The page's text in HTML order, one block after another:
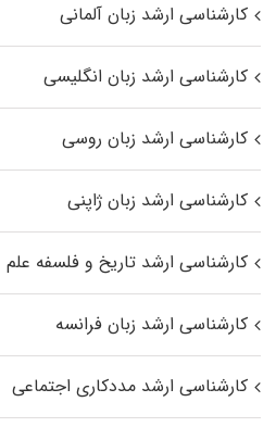
کارشناسی ارشد زبان آلمانی
کارشناسی ارشد زبان انگلیسی
کارشناسی ارشد زبان روسی
کارشناسی ارشد زبان ژاپنی
کارشناسی ارشد تاریخ و فلسفه علم
کارشناسی ارشد زبان فرانسه
کارشناسی ارشد مددکاری اجتماعی